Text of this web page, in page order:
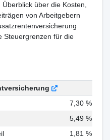
über die Kosten,
von Arbeitgebern
Steuergrenzen für die
7,30 %
5,49 %
1,81 %